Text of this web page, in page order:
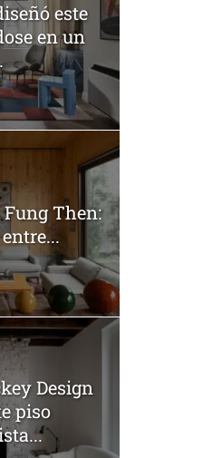
este
en un
Fung Then:
Design
piso